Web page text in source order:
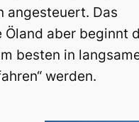
angesteuert. Das
Öland aber beginnt
besten in
werden.